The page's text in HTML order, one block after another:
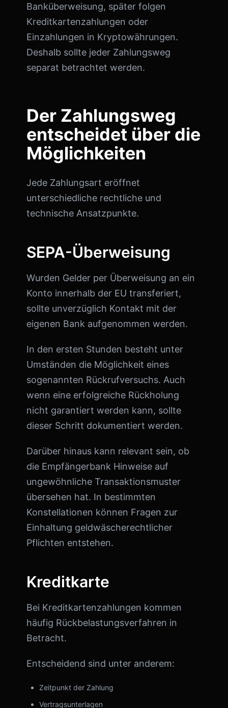
Banküberweisung, später folgen
Kreditkartenzahlungen oder
Einzahlungen in Kryptowährungen.
Deshalb sollte jeder Zahlungsweg
separat betrachtet werden.
Der Zahlungsweg
entscheidet über die
Möglichkeiten
Jede Zahlungsart eröffnet
unterschiedliche rechtliche und
technische Ansatzpunkte.
SEPA-Überweisung
Wurden Gelder per Überweisung an ein
Konto innerhalb der EU transferiert,
sollte unverzüglich Kontakt mit der
eigenen Bank aufgenommen werden.
In den ersten Stunden besteht unter
Umständen die Möglichkeit eines
sogenannten Rückrufversuchs. Auch
wenn eine erfolgreiche Rückholung
nicht garantiert werden kann, sollte
dieser Schritt dokumentiert werden.
Darüber hinaus kann relevant sein, ob
die Empfängerbank Hinweise auf
ungewöhnliche Transaktionsmuster
übersehen hat. In bestimmten
Konstellationen können Fragen zur
Einhaltung geldwäscherechtlicher
Pflichten entstehen.
Kreditkarte
Bei Kreditkartenzahlungen kommen
häufig Rückbelastungsverfahren in
Betracht.
Entscheidend sind unter anderem:
Zeitpunkt der Zahlung
Vertragsunterlagen